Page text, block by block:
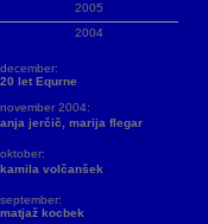
2005
2004
december:
20 let Equrne
november 2004:
anja jerčič, marija flegar
oktober:
kamila volčanšek
september:
matjaž kocbek